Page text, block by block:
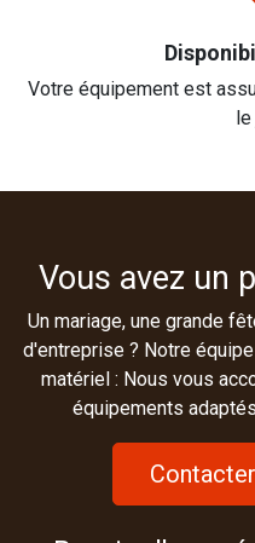
Votre équipement est
le
Vous avez un
Un mariage, une grande
d'entreprise ? Notre
matériel : Nous vous
équipements